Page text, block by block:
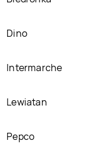
Dino
Intermarche
Lewiatan
Pepco